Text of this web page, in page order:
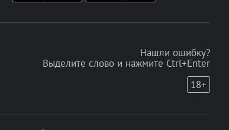
Нашли ошибку?
Выделите слово и нажмите Ctrl+Enter
18+